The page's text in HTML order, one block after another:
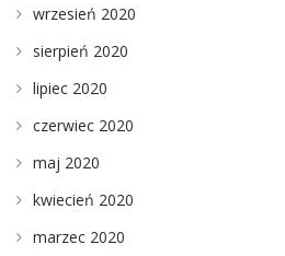
wrzesień 2020
sierpień 2020
lipiec 2020
czerwiec 2020
maj 2020
kwiecień 2020
marzec 2020